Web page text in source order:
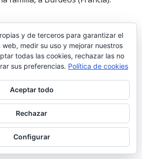
y la pintura pero el poco
lo dedicaba casi en exclusiva a
temporadas en Córdoba, en
que Mercedes tiene plena en la
muy cerca de Las Ermitas, bien
a su hijos. Recientemente había
días juntos en Burdeos (Francia)
el fatal desenlace. Era también
especialmente de su época
y de terceros para garantizar el
medir su uso y mejorar nuestros
todas las cookies, rechazar las no
sus preferencias. Política de cookies
Aceptar todo
Rechazar
Configurar